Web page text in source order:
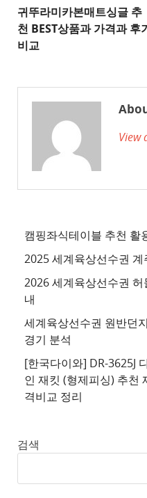
이
트
2
천
이
추
사
이
트
추
사
이
귀뚜라미카본매트싱글 추
천 BEST상품과 가격과 후
비교
View
캠핑좌식테이블 추천 활
2025 세계육상선수권
2026 세계육상선수권
내
세계육상선수권 원반던
경기 분석
[한국다이와] DR-3625J
인 재킷 (형제피싱) 추천
격비교 정리
검색